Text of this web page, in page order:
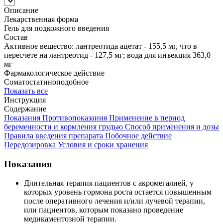
Описание
Лекарственная форма
Гель для подкожного введения
Состав
Активное вещество: лантреотида ацетат - 155,5 мг, что в
пересчете на лантреотид - 127,5 мг; вода для инъекция 363,0
мг
Фармакологическое действие
Соматостатиноподобное
Показать все
Инструкция
Содержание
Показания Противопоказания Применение в период
беременности и кормления грудью Способ применения и дозы
Правила введения препарата Побочное действие
Передозировка Условия и сроки хранения
Показания
Длительная терапия пациентов с акромегалией, у
которых уровень гормона роста остается повышенным
после оперативного лечения и/или лучевой терапии,
или пациентов, которым показано проведение
медикаментозной терапии.